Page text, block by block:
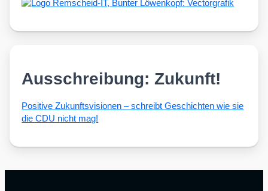
Ausschreibung: Zukunft!
Posi­ti­ve Zukunfts­vi­sio­nen – schreibt Geschich­ten wie sie
die CDU nicht mag!